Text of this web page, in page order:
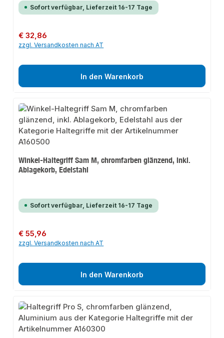
Sofort verfügbar, Lieferzeit 16-17 Tage
Regulärer Preis:
€ 32,86
zzgl. Versandkosten nach AT
In den Warenkorb
Winkel-Haltegriff Sam M, chromfarben glänzend, inkl.
Ablagekorb, Edelstahl
Sofort verfügbar, Lieferzeit 16-17 Tage
Regulärer Preis:
€ 55,96
zzgl. Versandkosten nach AT
In den Warenkorb